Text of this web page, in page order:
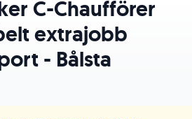
C-Chaufförer
extrajobb
- Bålsta